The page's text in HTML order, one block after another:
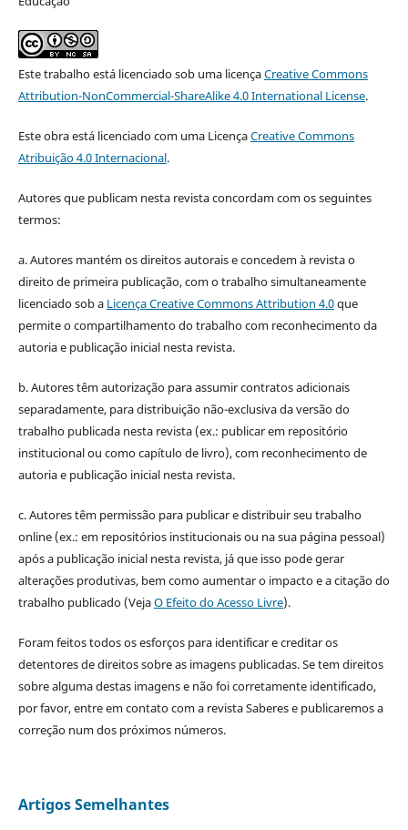
Este trabalho está licenciado sob uma licençaCreative Commons
Attribution-NonCommercial-ShareAlike 4.0 International License.
Este obra está licenciado com uma LicençaCreative Commons
Atribuição 4.0 Internacional.
Autores que publicam nesta revista concordam com os seguintes
termos:
a. Autores mantém os direitos autorais e concedem à revista o
direito de primeira publicação, com o trabalho simultaneamente
licenciado sob a Licença Creative Commons Attribution 4.0que
permite o compartilhamento do trabalho com reconhecimento da
autoria e publicação inicial nesta revista.
b. Autores têm autorização para assumir contratos adicionais
separadamente, para distribuição não-exclusiva da versão do
trabalho publicada nesta revista (ex.: publicar em repositório
institucional ou como capítulo de livro), com reconhecimento de
autoria e publicação inicial nesta revista.
c. Autores têm permissão para publicar e distribuir seu trabalho
online (ex.: em repositórios institucionais ou na sua página pessoal)
após a publicação inicial nesta revista, já que isso pode gerar
alterações produtivas, bem como aumentar o impacto e a citação do
trabalho publicado (VejaO Efeito do Acesso Livre).
Foram feitos todos os esforços para identificar e creditar os
detentores de direitos sobre as imagens publicadas. Se tem direitos
sobre alguma destas imagens e não foi corretamente identificado,
por favor, entre em contato com a revista Saberes e publicaremos a
correção num dos próximos números.
Artigos Semelhantes